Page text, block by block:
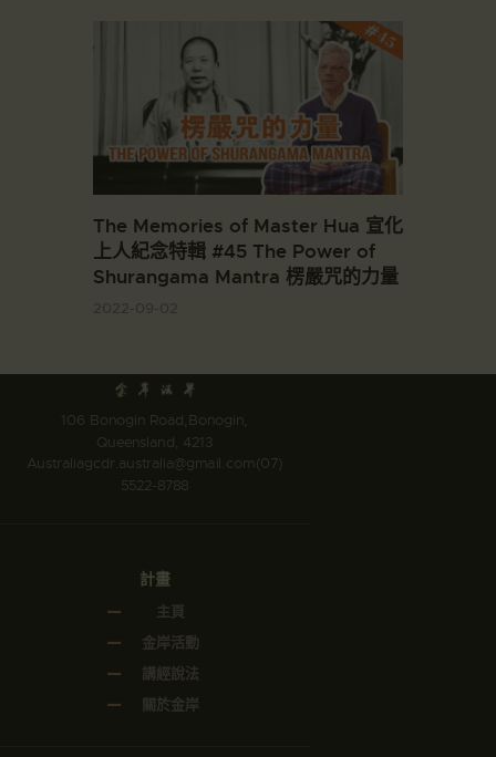
The Memories of Master Hua 宣化
上人紀念特輯 #45 The Power of
Shurangama Mantra 楞嚴咒的力量
106 Bonogin Road,Bonogin,
Queensland, 4213
Australia gcdr.australia@gmail.com (07)
5522-8788
計畫
主頁
金岸活動
講經說法
關於金岸